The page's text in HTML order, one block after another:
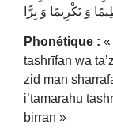
وَ تَكْرِيمًا وَ بِرًّا
Phonétique : «
tashrīfan wa
zid man
i’tamarahu
birran »